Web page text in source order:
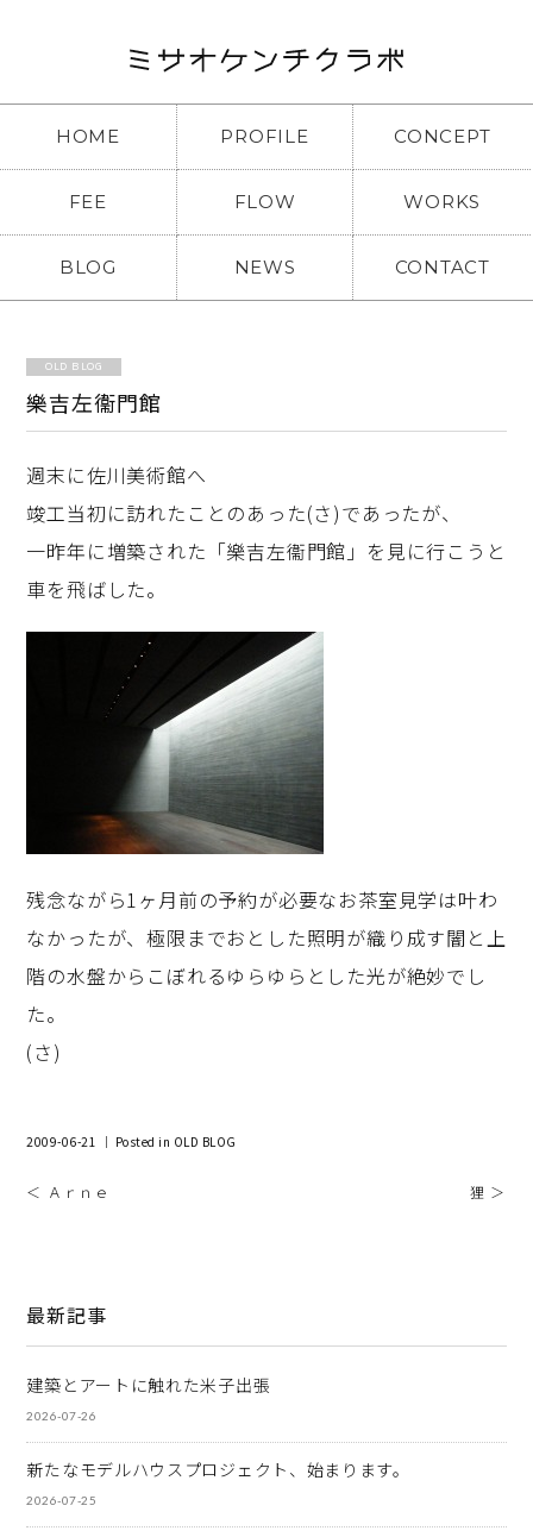
HOME PROFILE CONCEPT
FEE FLOW WORKS
BLOG NEWS CONTACT
OLD BLOG
樂吉左衞門館
週末に佐川美術館へ
竣工当初に訪れたことのあった(さ)であったが、
一昨年に増築された「樂吉左衞門館」を見に行こうと
車を飛ばした。
残念ながら1ヶ月前の予約が必要なお茶室見学は叶わ
なかったが、極限までおとした照明が織り成す闇と上
階の水盤からこぼれるゆらゆらとした光が絶妙でし
た。
(さ)
2009-06-21 ｜ Posted in OLD BLOG
＜ Ａｒｎｅ 狸 ＞
最新記事
建築とアートに触れた米子出張
2026-07-26
新たなモデルハウスプロジェクト、始まります。
2026-07-25